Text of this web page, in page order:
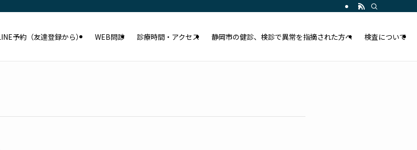
予約（友達登録から） WEB問診 診療時間・アクセス 静岡市の健診、検診で異常を指摘された方へ 検査について